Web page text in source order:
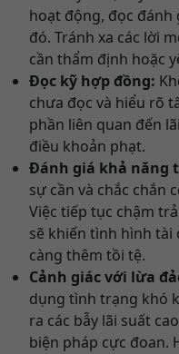
hoạt động, đọc
đó. Tránh xa các lời
cần thẩm định hoặc
Đọc kỹ hợp đồng:
chưa đọc và hiểu rõ
phần liên quan đến
điều khoản phạt.
Đánh giá khả năng
sự cần và chắc chắn
Việc tiếp tục chậm
sẽ khiến tình hình tài
càng thêm tồi tệ.
Cảnh giác với lừa
dụng tình trạng khó
ra các bẫy lãi suất
biện pháp cực đoan.